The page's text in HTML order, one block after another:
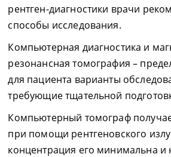
рентген-диагностики врачи
способы исследования.
Компьютерная диагностика и
резонансная томография –
для пациента варианты
требующие тщательной
Компьютерный томограф
при помощи рентгеновского
концентрация его минимальна и